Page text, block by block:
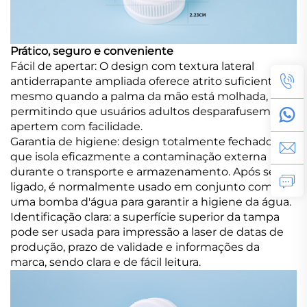
Prático, seguro e conveniente
Fácil de apertar: O design com textura lateral
antiderrapante ampliada oferece atrito suficiente
mesmo quando a palma da mão está molhada,
permitindo que usuários adultos desparafusem e
apertem com facilidade.
Garantia de higiene: design totalmente fechado
que isola eficazmente a contaminação externa
durante o transporte e armazenamento. Após ser
ligado, é normalmente usado em conjunto com
uma bomba d'água para garantir a higiene da água.
Identificação clara: a superfície superior da tampa
pode ser usada para impressão a laser de datas de
produção, prazo de validade e informações da
marca, sendo clara e de fácil leitura.